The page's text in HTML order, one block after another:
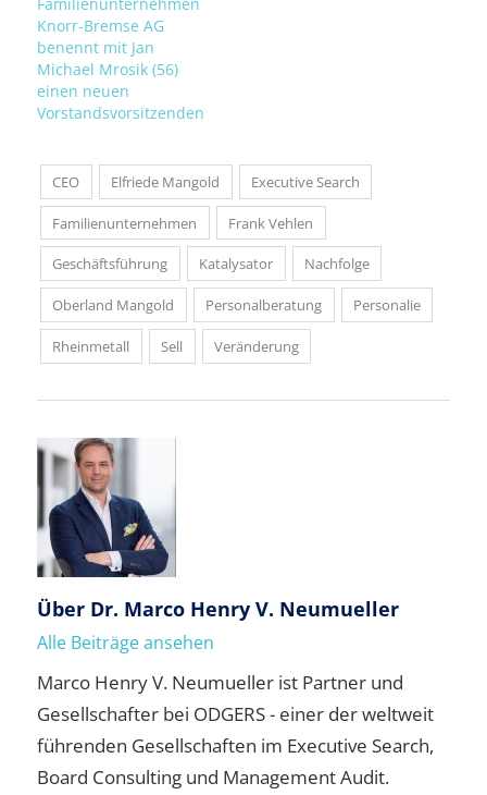
Knorr-Bremse AG
benennt mit Jan
Michael Mrosik (56)
einen neuen
Vorstandsvorsitzenden
CEO Elfriede Mangold Executive Search
Familienunternehmen Frank Vehlen
Geschäftsführung Katalysator Nachfolge
Oberland Mangold Personalberatung Personalie
Rheinmetall Sell Veränderung
Über Dr. Marco Henry V. Neumueller
Alle Beiträge ansehen
Marco Henry V. Neumueller ist Partner und
Gesellschafter bei ODGERS - einer der weltweit
führenden Gesellschaften im Executive Search,
Board Consulting und Management Audit.